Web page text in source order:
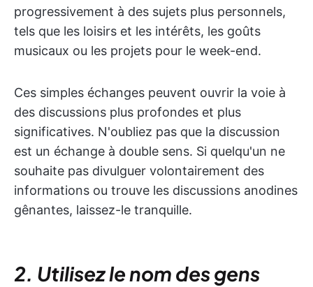
progressivement à des sujets plus personnels,
tels que les loisirs et les intérêts, les goûts
musicaux ou les projets pour le week-end.
Ces simples échanges peuvent ouvrir la voie à
des discussions plus profondes et plus
significatives. N'oubliez pas que la discussion
est un échange à double sens. Si quelqu'un ne
souhaite pas divulguer volontairement des
informations ou trouve les discussions anodines
gênantes, laissez-le tranquille.
2. Utilisez le nom des gens